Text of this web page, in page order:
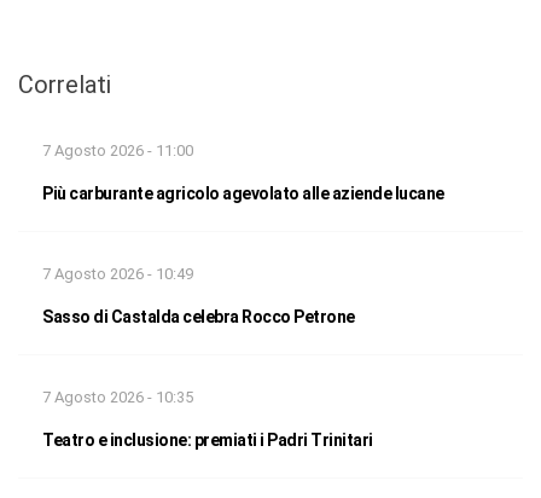
Correlati
7 Agosto 2026 - 11:00
Più carburante agricolo agevolato alle aziende lucane
7 Agosto 2026 - 10:49
Sasso di Castalda celebra Rocco Petrone
7 Agosto 2026 - 10:35
Teatro e inclusione: premiati i Padri Trinitari